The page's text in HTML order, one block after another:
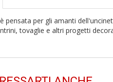
pensata per gli amanti
tovaglie e altri progetti